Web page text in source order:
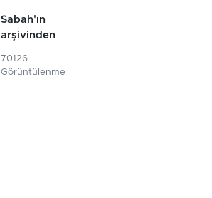
Sabah'ın
arşivinden
70126
Görüntülenme